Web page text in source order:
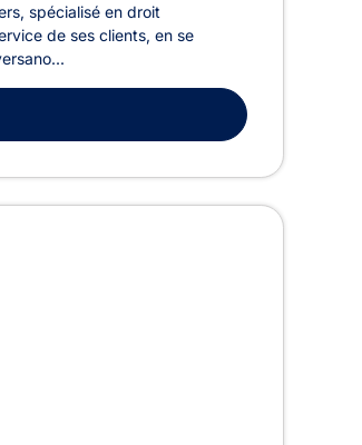
spécialisé en droit
de ses clients, en se